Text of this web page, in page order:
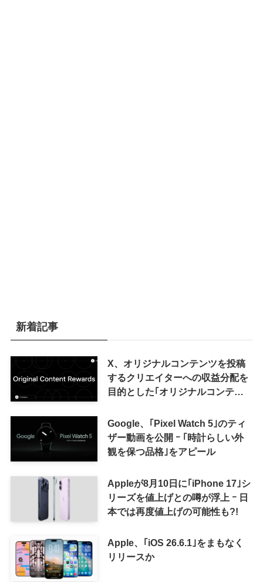
新着記事
X、オリジナルコンテンツを投稿
するクリエイターへの収益分配を
目的とした｢オリジナルコンテン
来の｢収益分配｣は廃止
Google、｢Pixel Watch 5｣のティ
ザー動画を公開 ｰ ｢時計らしい外
観を保つ品格｣をアピール
Appleが8月10日に｢iPhone 17｣シ
リーズを値上げとの噂が浮上 ｰ 日
本では再度値上げの可能性も?!
Apple、｢iOS 26.6.1｣をまもなく
リリースか